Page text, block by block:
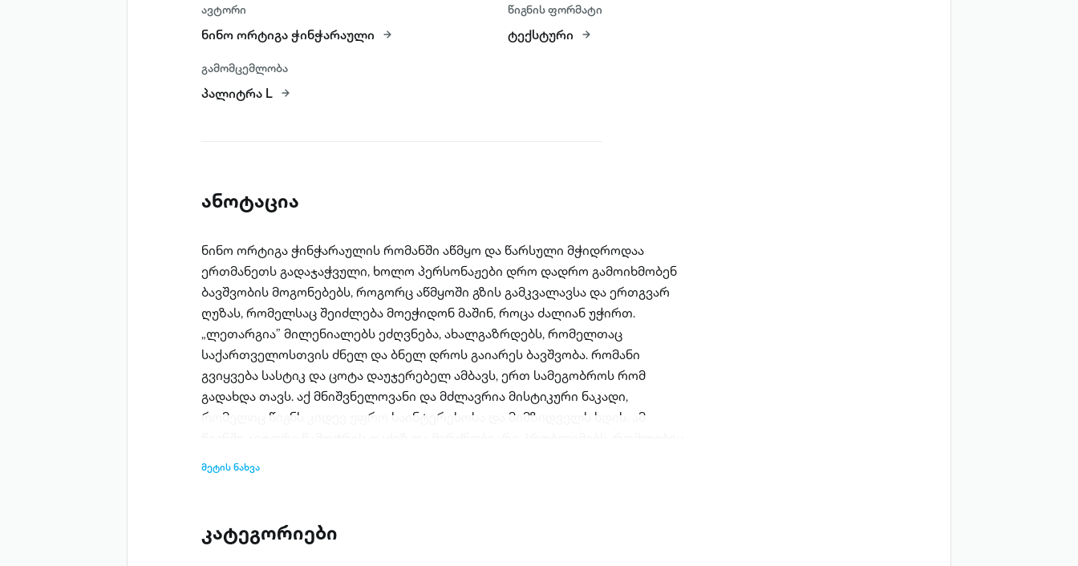
ავტორი
ნინო ორტიგა ჭინჭარაული
გამომცემლობა
პალიტრა L
წიგნის ფორმატი
ტექსტური
ანოტაცია
ნინო ორტიგა ჭინჭარაულის რომანში აწმყო და წარსული მჭიდროდაა
ერთმანეთს გადაჯაჭვული, ხოლო პერსონაჟები დრო დადრო გამოიხმობენ
ბავშვობის მოგონებებს, როგორც აწმყოში გზის გამკვალავსა და ერთგვარ
ღუზას, რომელსაც შეიძლება მოეჭიდონ მაშინ, როცა ძალიან უჭირთ.
„ლეთარგია” მილენიალებს ეძღვნება, ახალგაზრდებს, რომელთაც
საქართველოსთვის ძნელ და ბნელ დროს გაიარეს ბავშვობა. რომანი
გვიყვება სასტიკ და ცოტა დაუჯერებელ ამბავს, ერთ სამეგობროს რომ
გადახდა თავს. აქ მნიშვნელოვანი და მძლავრია მისტიკური ნაკადი,
რომელიც წიგნს კიდევ უფრო საინტერესოსა და მიმზიდველს ხდის. ამ
სამწუხაროდ, ჩვენი საზოგადოებისთვის დღესაც ისევე მწვავე და
მეტის ნახვა
კატეგორიები